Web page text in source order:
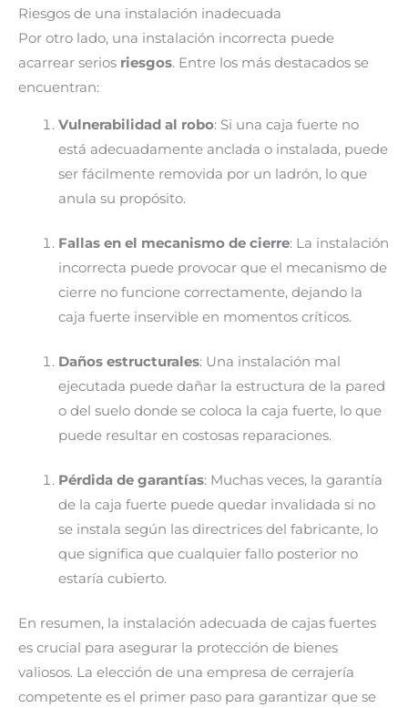
Riesgos de una instalación inadecuada
Por otro lado, una instalación incorrecta puede
acarrear serios riesgos. Entre los más destacados se
encuentran:
Vulnerabilidad al robo: Si una caja fuerte no
está adecuadamente anclada o instalada, puede
ser fácilmente removida por un ladrón, lo que
anula su propósito.
Fallas en el mecanismo de cierre: La instalación
incorrecta puede provocar que el mecanismo de
cierre no funcione correctamente, dejando la
caja fuerte inservible en momentos críticos.
Daños estructurales: Una instalación mal
ejecutada puede dañar la estructura de la pared
o del suelo donde se coloca la caja fuerte, lo que
puede resultar en costosas reparaciones.
Pérdida de garantías: Muchas veces, la garantía
de la caja fuerte puede quedar invalidada si no
se instala según las directrices del fabricante, lo
que significa que cualquier fallo posterior no
estaría cubierto.
En resumen, la instalación adecuada de cajas fuertes
es crucial para asegurar la protección de bienes
valiosos. La elección de una empresa de cerrajería
competente es el primer paso para garantizar que se